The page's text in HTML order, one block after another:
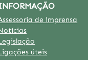
de imprensa
úteis